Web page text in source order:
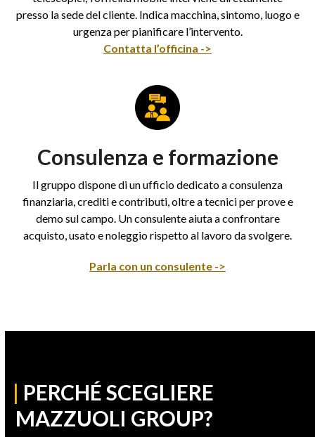
presso la sede del cliente. Indica macchina, sintomo, luogo e
urgenza per pianificare l’intervento.
Contatta l’officina ->
Consulenza e formazione
Il gruppo dispone di un ufficio dedicato a consulenza
finanziaria, crediti e contributi, oltre a tecnici per prove e
demo sul campo. Un consulente aiuta a confrontare
acquisto, usato e noleggio rispetto al lavoro da svolgere.
Parla con un consulente ->
| PERCHÉ SCEGLIERE
MAZZUOLI GROUP?